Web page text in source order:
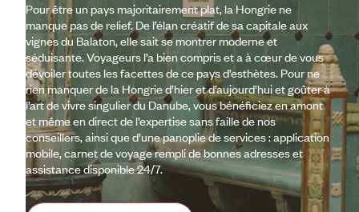
Pour être un pays majoritairement plat, la Hongrie ne
manque pas de relief. De l’élan créatif de sa capitale aux
vignes du Balaton, elle sait se montrer moderne et
séduisante. Voyageurs l’a bien compris et a à cœur de vous
dévoiler toutes les facettes de ce pays d’esthètes. Pour ne
rien manquer de la Hongrie d’hier et d’aujourd’hui et goûter à
l’art de vivre singulier du Danube, vous bénéficiez en amont
et même en direct de l’expertise sans faille de nos
conseillers, ainsi que d’une panoplie de services : application
mobile, carnet de voyage rempli de bonnes adresses et
assistance disponible 24/7.